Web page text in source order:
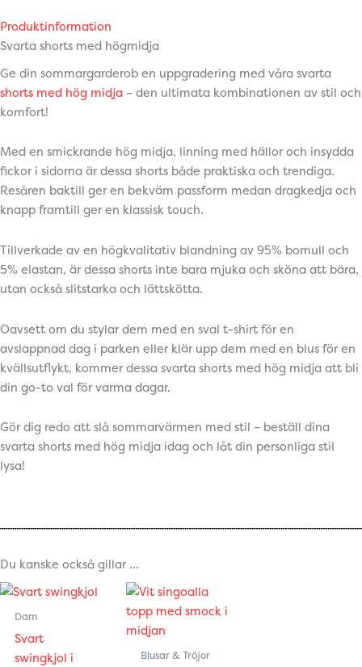
Produktinformation
Svarta shorts med högmidja
Ge din sommargarderob en uppgradering med våra svarta
shorts med hög midja – den ultimata kombinationen av stil och
komfort!
Med en smickrande hög midja, linning med hällor och insydda
fickor i sidorna är dessa shorts både praktiska och trendiga.
Resåren baktill ger en bekväm passform medan dragkedja och
knapp framtill ger en klassisk touch.
Tillverkade av en högkvalitativ blandning av 95% bomull och
5% elastan, är dessa shorts inte bara mjuka och sköna att bära,
utan också slitstarka och lättskötta.
Oavsett om du stylar dem med en sval t-shirt för en
avslappnad dag i parken eller klär upp dem med en blus för en
kvällsutflykt, kommer dessa svarta shorts med hög midja att bli
din go-to val för varma dagar.
Gör dig redo att slå sommarvärmen med stil – beställ dina
svarta shorts med hög midja idag och låt din personliga stil
lysa!
Du kanske också gillar …
Dam
Svart
swingkjol i
Den
här
Blusar & Tröjor
Den
här
produkten
har